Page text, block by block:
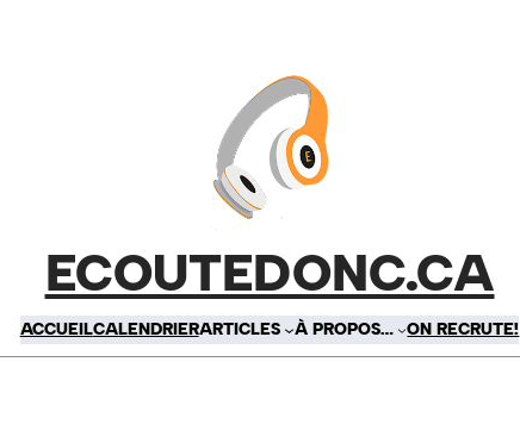
ECOUTEDONC.CA
ACCUEILCALENDRIERARTICLES À PROPOS… ON RECRUTE!